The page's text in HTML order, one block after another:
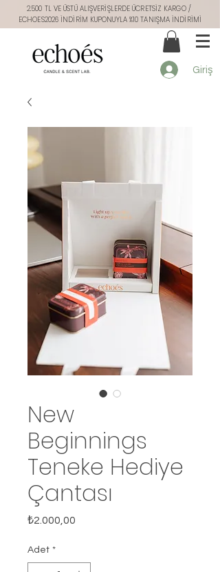
2.500 TL VE ÜSTÜ ALIŞVERİŞLERDE ÜCRETSİZ KARGO /
ECHOES2026 İNDİRİM KUPONUYLA %10 TANIŞMA İNDİRİMİ
Giriş
New
Beginnings
Teneke Hediye
Çantası
₺2.000,00
Adet *